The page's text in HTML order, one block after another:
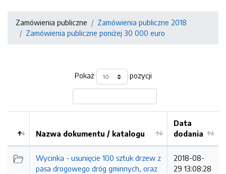
Zamówienia publiczne
Zamówienia publiczne 2018
Zamówienia publiczne poniżej 30 000 euro
Pokaż pozycji
Kolejność
Nazwa dokumentu / katalogu
Data
dodania
Wycinka - usunięcie 100 sztuk drzew z
pasa drogowego dróg gminnych, oraz
2018-08-
29 13:08:28